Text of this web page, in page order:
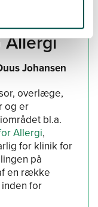
Allergi
Johansen
overlæge,
og er
bl.a.
Allergi,
for klinik for
på
en række
for